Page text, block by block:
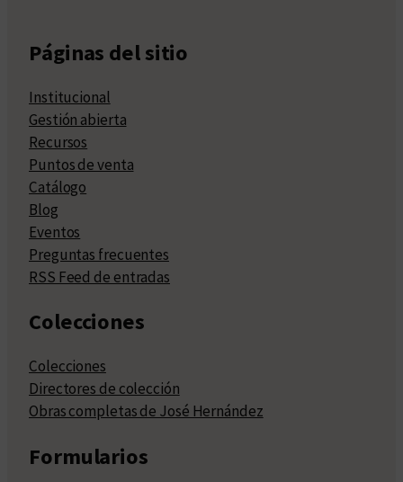
Páginas del sitio
Institucional
Gestión abierta
Recursos
Puntos de venta
Catálogo
Blog
Eventos
Preguntas frecuentes
RSS Feed de entradas
Colecciones
Colecciones
Directores de colección
Obras completas de José Hernández
Formularios